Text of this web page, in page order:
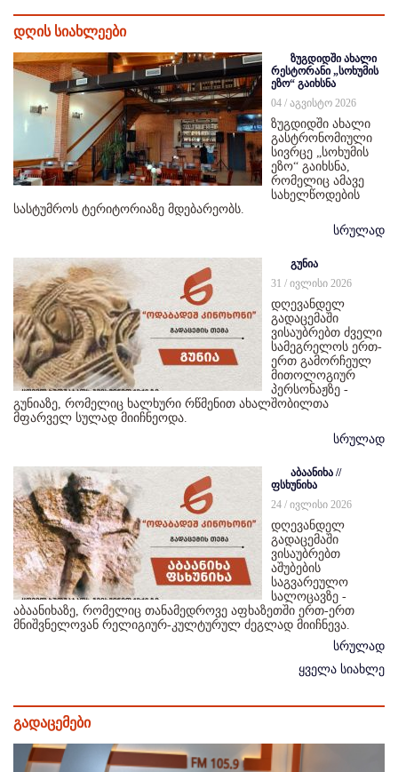
დღის სიახლეები
ზუგდიდში ახალი
რესტორანი „სოხუმის
ეზო“ გაიხსნა
04 / აგვისტო 2026
ზუგდიდში ახალი
გასტრონომიული
სივრცე „სოხუმის
ეზო“ გაიხსნა,
რომელიც ამავე
სახელწოდების
სასტუმროს ტერიტორიაზე მდებარეობს.
სრულად
გუნია
31 / ივლისი 2026
დღევანდელ
გადაცემაში
ვისაუბრებთ ძველი
სამეგრელოს ერთ-
ერთ გამორჩეულ
მითოლოგიურ
პერსონაჟზე -
გუნიაზე, რომელიც ხალხური რწმენით ახალშობილთა
მფარველ სულად მიიჩნეოდა.
სრულად
აბაანიხა //
ფსხუნიხა
24 / ივლისი 2026
დღევანდელ
გადაცემაში
ვისაუბრებთ
აშუბების
საგვარეულო
სალოცავზე -
აბაანიხაზე, რომელიც თანამედროვე აფხაზეთში ერთ-ერთ
მნიშვნელოვან რელიგიურ-კულტურულ ძეგლად მიიჩნევა.
სრულად
ყველა სიახლე
გადაცემები